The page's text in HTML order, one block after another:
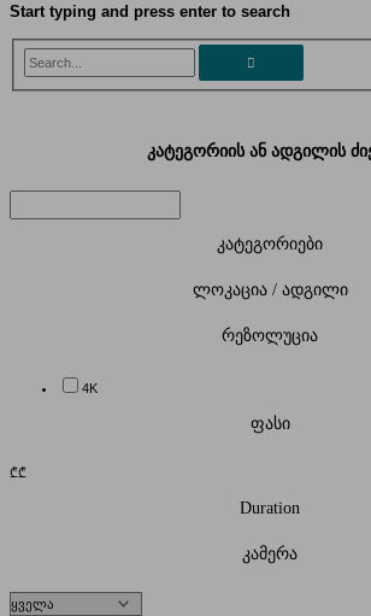
Start typing and press enter to search
კატეგორიის ან ადგილის
კატეგორიები
ლოკაცია / ადგილი
რეზოლუცია
4K
ფასი
₾₾
Duration
კამერა